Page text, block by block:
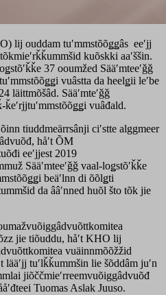
lij ouddam tuʹmmstõõǥǥâs eeʹjj
kuõskki aaʹššin.
37 ooumžed Sääʹmteeʹǧǧ
vuâstta da heelǥii leʹbe
läittmõšâd. Sääʹmteʹǧǧ
ǩeʹrjjtuʹmmstõõǥǥi vuâđald.
tiuddmeärrsânji ciʹstte alggmeer
håʹt ÕM
eeʹjjest 2019
Sääʹmteeʹǧǧ vaal-loǥstõʹǩǩe
beäʹlnn di õõlǥti
da ââʹnned huõl što tõk jie
jie tiõuddu, håʹt KHO lij
vuäinnmõõžžid
lääʹjj tuʹlǩǩummšin lie šõddâm juʹn
jiõččmieʹrreemvuõiggâdvuõđ
Tuomas Aslak Juuso.